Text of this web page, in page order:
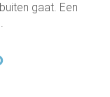
gaat. Een